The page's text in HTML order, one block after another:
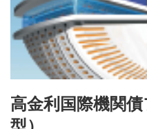
高金利国際機関